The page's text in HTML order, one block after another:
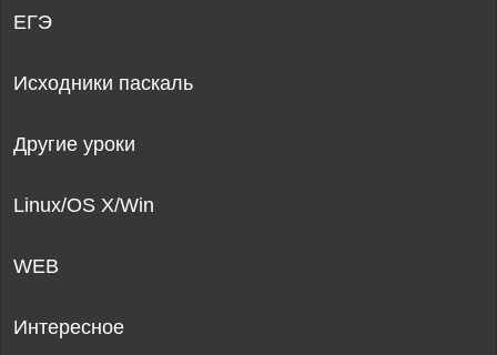
ЕГЭ
Исходники паскаль
Другие уроки
Linux/OS X/Win
WEB
Интересное